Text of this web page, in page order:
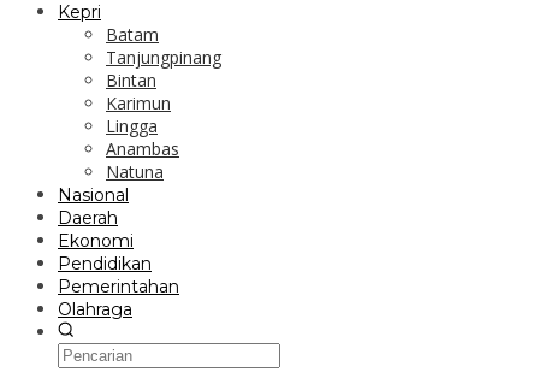
Kepri
Batam
Tanjungpinang
Bintan
Karimun
Lingga
Anambas
Natuna
Nasional
Daerah
Ekonomi
Pendidikan
Pemerintahan
Olahraga